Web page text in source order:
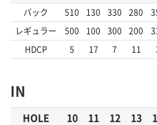
バック 510 130 330 280
レギュラー
500 100 300 200
HDCP
5 17 7 11
IN
HOLE 10 11 12 13